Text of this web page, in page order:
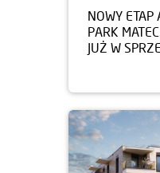
NOWY ETAP
PARK
JUŻ W